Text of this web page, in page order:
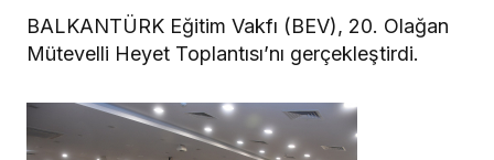
BALKANTÜRK Eğitim Vakfı (BEV), 20. Olağan
Mütevelli Heyet Toplantısı’nı gerçekleştirdi.